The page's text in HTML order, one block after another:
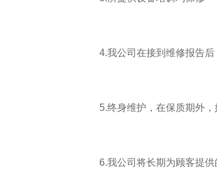
4.我公司在接到维修报告
5.终身维护，在保质期外
6.我公司将长期为顾客提